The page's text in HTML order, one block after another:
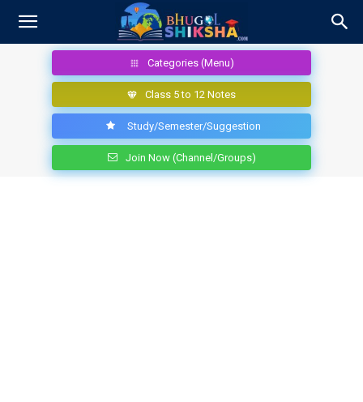
Categories (Menu)
Class 5 to 12 Notes
Study/Semester/Suggestion
Join Now (Channel/Groups)